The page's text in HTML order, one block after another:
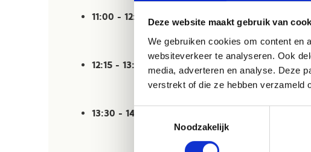
Deze website maakt gebruik van
We gebruiken cookies om content en
websiteverkeer te analyseren. Ook
media, adverteren en analyse. Deze
verstrekt of die ze hebben verzameld
Toestemmingsselectie
Noodzakelijk
11:00 - 12:15 | Sportieve activiteiten - Ronde 2
12:15 - 13:15 | Lunchpauze
13:30 - 14:45